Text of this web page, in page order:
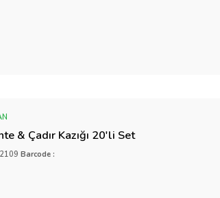
& Çadır Kazığı 20'li Set
Barcode :